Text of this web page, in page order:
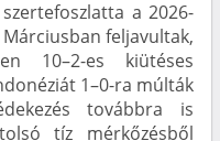
a 2026-
feljavultak,
10–2-es kiütéses
1–0-ra múlták
továbbra is
tíz mérkőzésből